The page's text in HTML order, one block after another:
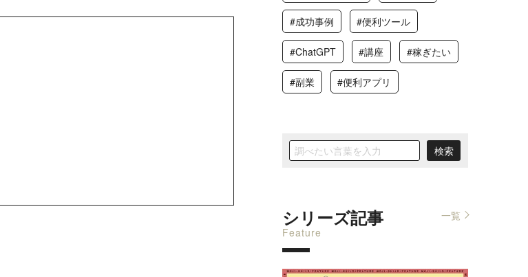
#成功事例 #便利ツール
#ChatGPT #講座 #稼ぎたい
#副業 #便利アプリ
シリーズ記事
Feature
一覧